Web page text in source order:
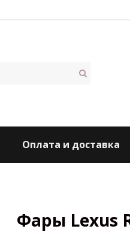
Оплата и доставка
Фары Lexus